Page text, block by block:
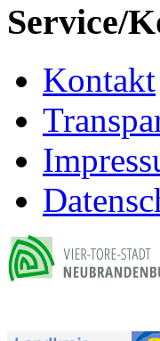
Service/
Kontakt